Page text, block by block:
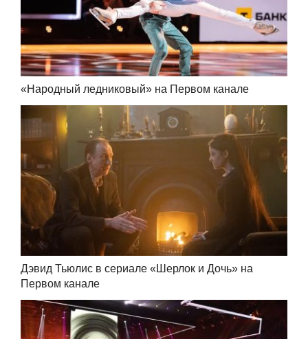
«Народный ледниковый» на Первом канале
Дэвид Тьюлис в сериале «Шерлок и Дочь» на
Первом канале